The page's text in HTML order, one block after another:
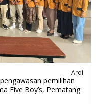
Ardi
pemilihan
Five Boy’s, Pematang